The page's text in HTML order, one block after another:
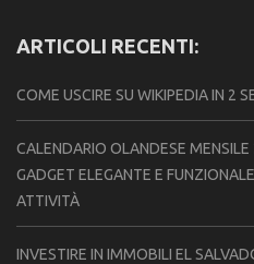
ARTICOLI RECENTI:
COME USCIRE SU WIKIPEDIA IN 2
CALENDARIO OLANDESE
GADGET ELEGANTE E
ATTIVITÀ
INVESTIRE IN IMMOBILI EL